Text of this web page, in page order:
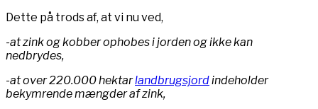
Dette på trods af, at vi nu ved,
-at zink og kobber ophobes i jorden og ikke kan
nedbrydes,
-at over 220.000 hektarlandbrugsjordindeholder
bekymrende mængder af zink,